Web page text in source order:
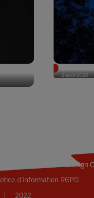
3 août 2026
Design
d’information RGPD
2022